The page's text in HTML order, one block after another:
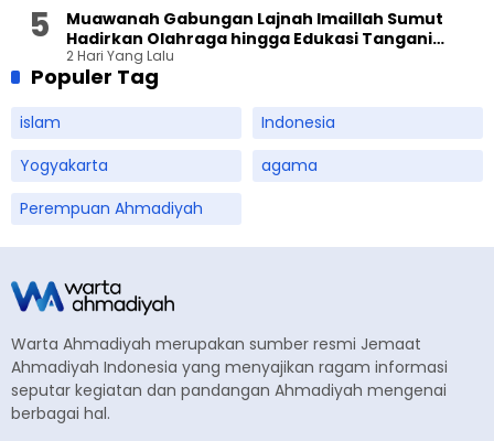
Muawanah Gabungan Lajnah Imaillah Sumut
Hadirkan Olahraga hingga Edukasi Tangani
Sampah
2 Hari Yang Lalu
Populer Tag
islam
Indonesia
Yogyakarta
agama
Perempuan Ahmadiyah
Warta Ahmadiyah merupakan sumber resmi Jemaat
Ahmadiyah Indonesia yang menyajikan ragam informasi
seputar kegiatan dan pandangan Ahmadiyah mengenai
berbagai hal.